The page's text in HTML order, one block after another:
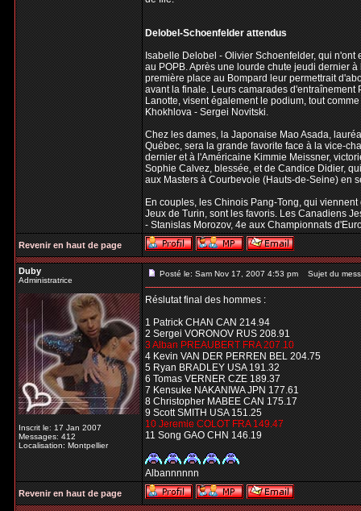
Delobel-Schoenfelder attendus
Isabelle Delobel - Olivier Schoenfelder, qui
au POPB. Après une lourde chute jeudi dernier
première place au Bompard leur permettrait
avant la finale. Leurs camarades
Lanotte, visent également le podium, tout
Khokhlova - Sergei Novitski.
Chez les dames, la Japonaise Mao Asada,
Québec, sera la grande favorite face à la vice-
dernier et à l'Américaine Kimmie Meissner,
Sophie Calvez, blessée, et de Candice Didier,
aux Masters à Courbevoie (Hauts-de-Seine) en
En couples, les Chinois Pang-Tong, qui
Jeux de Turin, sont les favoris. Les Canadiens
- Stanislas Morozov, 4e aux Championnats
Revenir en haut de page
Duby
Administratrice
Inscrit le: 17 Jan 2007
Messages: 412
Localisation: Montpellier
Posté le: Sam Nov 17, 2007 4:53 pm Sujet du
Réslutat final des hommes :
1 Patrick CHAN CAN 214.94
2 Sergei VORONOV RUS 208.91
3 Alban PREAUBERT FRA 207.10
4 Kevin VAN DER PERREN BEL 204.75
5 Ryan BRADLEY USA 191.32
6 Tomas VERNER CZE 189.37
7 Kensuke NAKANIWA JPN 177.61
8 Christopher MABEE CAN 175.17
9 Scott SMITH USA 151.25
10 Jeremie COLOT FRA 149.47
11 Song GAO CHN 146.19
Albannnnnn
Revenir en haut de page